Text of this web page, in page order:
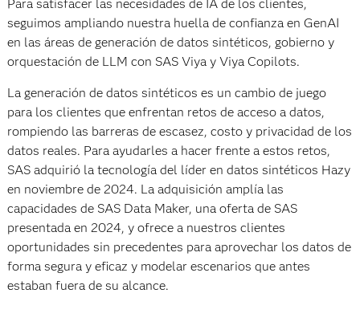
Para satisfacer las necesidades de IA de los clientes,
seguimos ampliando nuestra huella de confianza en GenAI
en las áreas de generación de datos sintéticos, gobierno y
orquestación de LLM con SAS Viya y Viya Copilots.
La generación de datos sintéticos es un cambio de juego
para los clientes que enfrentan retos de acceso a datos,
rompiendo las barreras de escasez, costo y privacidad de los
datos reales. Para ayudarles a hacer frente a estos retos,
SAS adquirió la tecnología del líder en datos sintéticos Hazy
en noviembre de 2024. La adquisición amplía las
capacidades de SAS Data Maker, una oferta de SAS
presentada en 2024, y ofrece a nuestros clientes
oportunidades sin precedentes para aprovechar los datos de
forma segura y eficaz y modelar escenarios que antes
estaban fuera de su alcance.